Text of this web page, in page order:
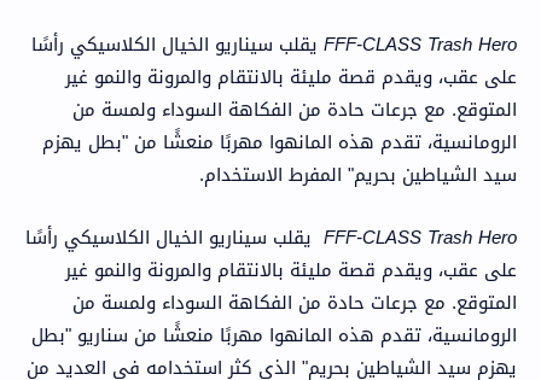
FFF-CLASS Trash Hero يقلب سيناريو الخيال الكلاسيكي رأسًا
على عقب، ويقدم قصة مليئة بالانتقام والمرونة والنمو غير
المتوقع. مع جرعات حادة من الفكاهة السوداء ولمسة من
الرومانسية، تقدم هذه المانهوا مهربًا منعشًا من "بطل يهزم
سيد الشياطين بحريم" المفرط الاستخدام.
FFF-CLASS Trash Hero يقلب سيناريو الخيال الكلاسيكي رأسًا
على عقب، ويقدم قصة مليئة بالانتقام والمرونة والنمو غير
المتوقع. مع جرعات حادة من الفكاهة السوداء ولمسة من
الرومانسية، تقدم هذه المانهوا مهربًا منعشًا من سناريو "بطل
يهزم سيد الشياطين بحريم" الذي كثر استخدامه في العديد من